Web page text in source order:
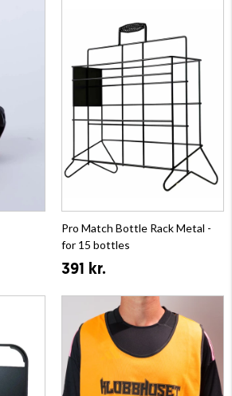
Pro Match Bottle Rack Metal -
for 15 bottles
391 kr.